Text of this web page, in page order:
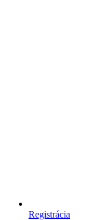
Registrácia